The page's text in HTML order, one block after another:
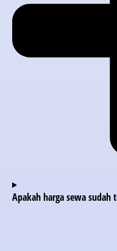
Apakah harga sewa sudah